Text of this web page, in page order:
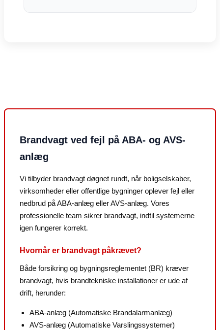
Brandvagt ved fejl på ABA- og AVS-
anlæg
Vi tilbyder brandvagt døgnet rundt, når boligselskaber,
virksomheder eller offentlige bygninger oplever fejl eller
nedbrud på ABA-anlæg eller AVS-anlæg. Vores
professionelle team sikrer brandvagt, indtil systemerne
igen fungerer korrekt.
Hvornår er brandvagt påkrævet?
Både forsikring og bygningsreglementet (BR) kræver
brandvagt, hvis brandtekniske installationer er ude af
drift, herunder:
ABA-anlæg (Automatiske Brandalarmanlæg)
AVS-anlæg (Automatiske Varslingssystemer)